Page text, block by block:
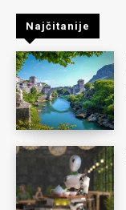
Najčitanije